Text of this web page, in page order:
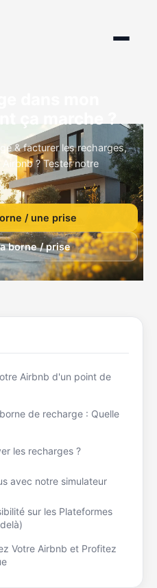
ça marche ?
& facturer les recharges,
? Tester notre
/ une prise
borne / prise
Airbnb d'un point de
de recharge : Quelle
les recharges ?
avec notre simulateur
sur les Plateformes
Votre Airbnb et Profitez